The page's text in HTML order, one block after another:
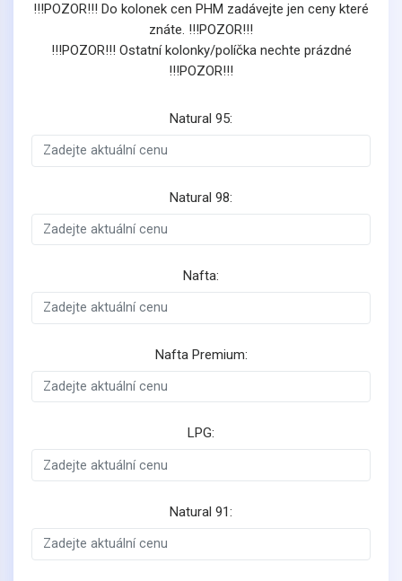
!!!POZOR!!! Do kolonek cen PHM zadávejte jen ceny které
znáte. !!!POZOR!!!
!!!POZOR!!! Ostatní kolonky/políčka nechte prázdné
!!!POZOR!!!
Natural 95:
Natural 98:
Nafta:
Nafta Premium:
LPG:
Natural 91: